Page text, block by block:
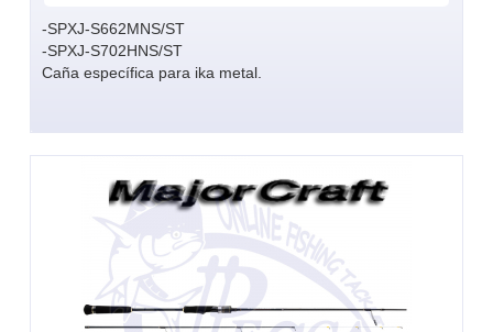
-SPXJ-S662MNS/ST
-SPXJ-S702HNS/ST
Caña específica para ika metal.